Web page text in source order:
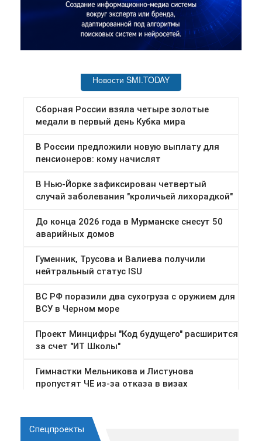
Спецпроекты